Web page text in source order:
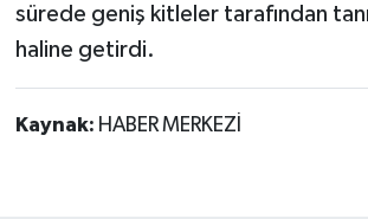
sürede geniş kitleler tarafından
haline getirdi.
Kaynak: HABER MERKEZİ